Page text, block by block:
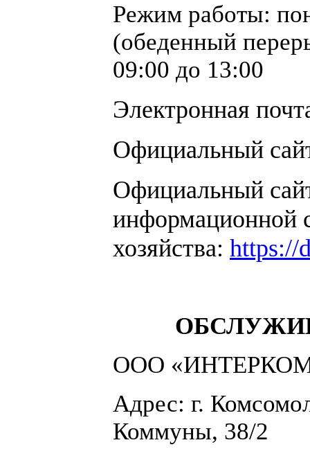
Режим работы:
(обеденный
09:00 до 13:00
Электронная
Официальный
Официальный
информационной
хозяйства: https://
ООО
Адрес: г.
Коммуны, 38/2